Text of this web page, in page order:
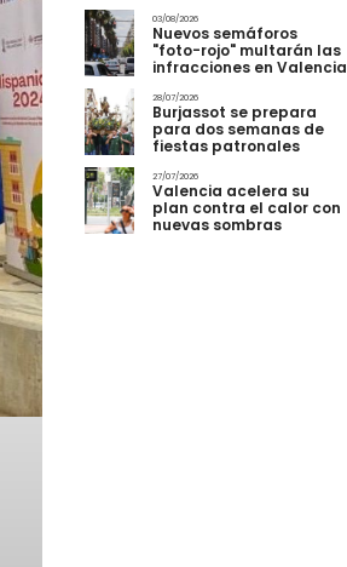
03/08/2026
Nuevos semáforos
"foto-rojo" multarán las
infracciones en Valencia
28/07/2026
Burjassot se prepara
para dos semanas de
fiestas patronales
27/07/2026
Valencia acelera su
plan contra el calor con
nuevas sombras